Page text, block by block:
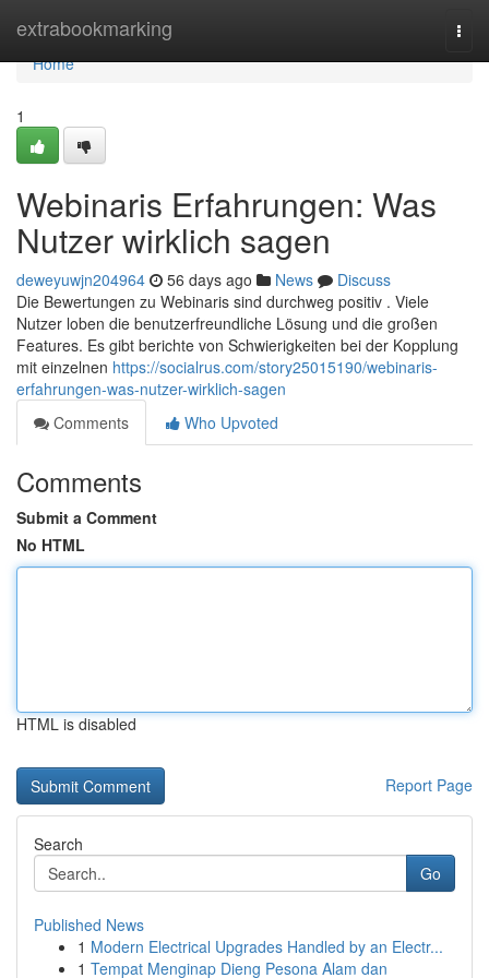
extrabookmarking
Home
Home
1
Webinaris Erfahrungen: Was
Nutzer wirklich sagen
deweyuwjn204964 56 days ago News
Discuss
Die Bewertungen zu Webinaris sind durchweg positiv . Viele
Nutzer loben die benutzerfreundliche Lösung und die großen
Features. Es gibt berichte von Schwierigkeiten bei der Kopplung
mit einzelnen https://socialrus.com/story25015190/webinaris-
erfahrungen-was-nutzer-wirklich-sagen
Comments
Who Upvoted
Comments
Submit a Comment
No HTML
HTML is disabled
Report Page
Search
Go
Published News
1 Modern Electrical Upgrades Handled by an Electr...
1 Tempat Menginap Dieng Pesona Alam dan